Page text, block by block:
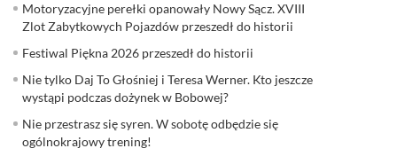
Motoryzacyjne perełki opanowały Nowy Sącz. XVIII
Zlot Zabytkowych Pojazdów przeszedł do historii
Festiwal Piękna 2026 przeszedł do historii
Nie tylko Daj To Głośniej i Teresa Werner. Kto jeszcze
wystąpi podczas dożynek w Bobowej?
Nie przestrasz się syren. W sobotę odbędzie się
ogólnokrajowy trening!